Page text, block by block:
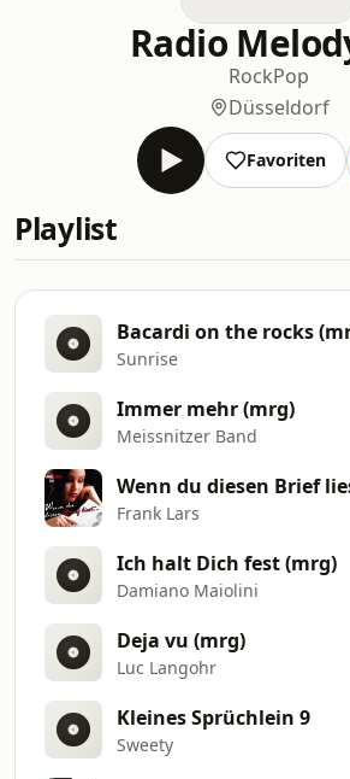
Radio
RockPop
Düsseldorf
Favoriten
Playlist
Bacardi on the rocks
Sunrise
Immer mehr (mrg)
Meissnitzer Band
Frank Lars
Ich halt Dich fest (mrg)
Damiano Maiolini
Deja vu (mrg)
Luc Langohr
Kleines Sprüchlein 9
Sweety